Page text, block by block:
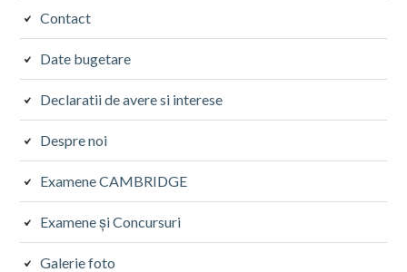
Contact
Date bugetare
Declaratii de avere si interese
Despre noi
Examene CAMBRIDGE
Examene și Concursuri
Galerie foto